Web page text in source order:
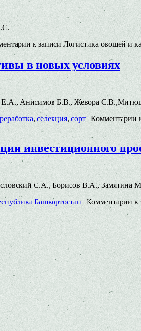
к записи Логистика овощей и
в новых условиях
Е.А., Анисимов Б.В., Жевора
,селекция,сорт | Комментарии
инвестиционного
С.А., Борисов В.А., Замятина
Башкортостан | Комментарии к